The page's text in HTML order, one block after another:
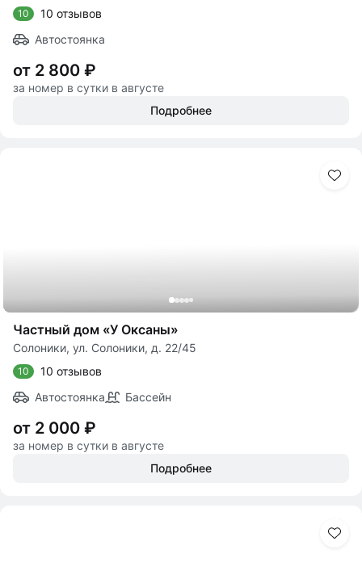
10
10 отзывов
Автостоянка
от 2 800 ₽
за номер в сутки в августе
Подробнее
Частный дом «У Оксаны»
Солоники, ул. Солоники, д. 22/45
10
10 отзывов
Автостоянка
Бассейн
от 2 000 ₽
за номер в сутки в августе
Подробнее